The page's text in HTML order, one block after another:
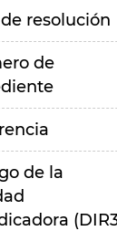
resolución
de
de la